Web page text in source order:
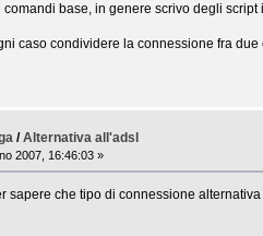
comandi base, in genere scrivo degli script
caso condividere la connessione fra
/Alternativa all'adsl
2007, 16:46:03 »
sapere che tipo di connessione